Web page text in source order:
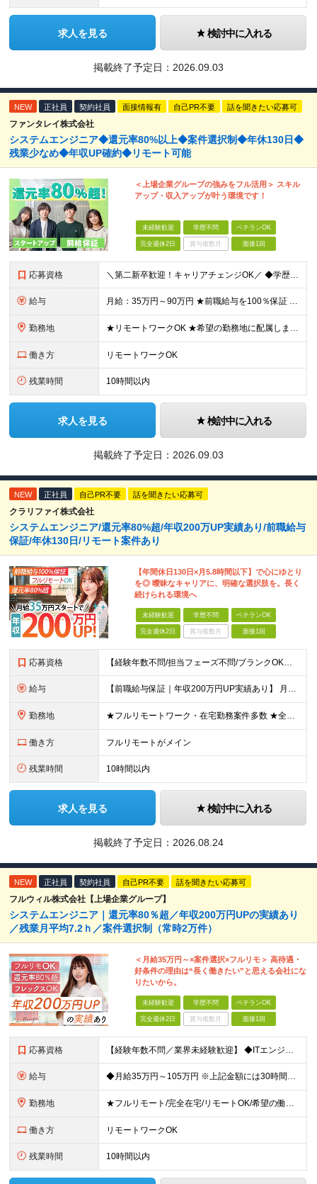
求人を見る 検討中に入れる
掲載終了予定日： 2026.09.03
NEW 正社員 契約社員 面接情報有 自己PR不要 話を聞きたい応募可
ファンタレイ株式会社
システムエンジニア◆還元率80%以上◆案件選択制◆年休130日◆
残業少なめ◆年収UP確約◆リモート可能
＜上場企業グループの強みをフル活用＞ スキル
アップ・収入アップが叶う環境です！
未経験歓迎 学歴不問 ベテランOK
完全週休2日 賞与複数月 面接1回
応募資格 ＼第二新卒歓迎！キャリアチェンジOK／ ◆学歴不問 ◆何らかの開発経験がある方（年数・フェーズ不問） ★人柄重視の採用 ＼こんな方にピッタリです！／ ◇スタートアップ企業で新しいキャリアを歩みたい方
給与 月給：35万円～90万円 ★前職給与を100％保証 ★経験・能力を考慮の上、決定 ★案件内容の開示・明確な評価制度 ★案件単価が上がったら即昇給反映！ ※上記には固定残業代（6万6500円～21万
勤務地 ★リモートワークOK ★希望の勤務地に配属します ★転居を伴う転勤はありません お客様先での勤務となります。 【本社】東京都新宿区西新宿1-20-3 【大阪】大阪府大阪市中央区安土町2-3-13
働き方 リモートワークOK
残業時間 10時間以内
求人を見る 検討中に入れる
掲載終了予定日： 2026.09.03
NEW 正社員 自己PR不要 話を聞きたい応募可
クラリファイ株式会社
システムエンジニア/還元率80%超/年収200万UP実績あり/前職給与
保証/年休130日/リモート案件あり
【年間休日130日×月5.8時間以下】で心にゆとり
を◎ 曖昧なキャリアに、明確な選択肢を。長く
続けられる環境へ
未経験歓迎 学歴不問 ベテランOK
完全週休2日 賞与複数月 面接1回
応募資格 【経験年数不問/担当フェーズ不問/ブランクOK】 ◆何らかの開発経験がある方（1年未満でもOK！） ◎業種未経験歓迎！ ◎学歴不問 ◎20代～50代まで幅広く活躍中！ ◎人柄重視の採用です♪ ＼
給与 【前職給与保証｜年収200万円UP実績あり】 月給35万円～103万円 ＜年収アップ事例＞ エンジニア：入社1年目 経験3年 月給46万円（諸手当含めず）※前職から月給16万円アップ エンジニア
勤務地 ★フルリモートワーク・在宅勤務案件多数 ★全国各地にプロジェクトあり ★希望を考慮・転居を伴う転勤は無し・在宅ワークOK ★東京・大阪に加えて、2023年1月に札幌・名古屋・福岡OPEN！ 【本社
働き方 フルリモートがメイン
残業時間 10時間以内
求人を見る 検討中に入れる
掲載終了予定日： 2026.08.24
NEW 正社員 契約社員 自己PR不要 話を聞きたい応募可
フルウィル株式会社【上場企業グループ】
システムエンジニア｜還元率80％超／年収200万円UPの実績あり
／残業月平均7.2ｈ／案件選択制（常時2万件）
＜月給35万円～×案件選択×フルリモ＞ 高待遇・
好条件の理由は“長く働きたい”と思える会社にな
りたいから。
未経験歓迎 学歴不問 ベテランOK
完全週休2日 賞与複数月 面接1回
応募資格 【経験年数不問／業界未経験歓迎】 ◆ITエンジニアとしての実務経験がある方 （開発・インフラ・テスト・ヘルプデスクなどジャンル不問） ※学歴不問 ※ブランクがある方、独学から実務経験をお持ちの方も大
給与 ◆月給35万円～105万円 ※上記金額には30時間分・6万6000円～19.9万円の固定残業代が含まれています。 固定残業代を超える勤務が発生した場合は、追加支給いたします。 ※試用期間3ヶ月あり
勤務地 ★フルリモート/完全在宅/リモートOK/希望の働き方が叶う ◆ご自身のご希望や居住地を考慮し、決定します。 ◆転居を伴う転勤はありません。 全国各地のプロジェクト先での勤務となります。 【東京本
働き方 リモートワークOK
残業時間 10時間以内